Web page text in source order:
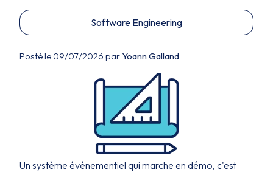
Software Engineering
Posté le 09/07/2026 par Yoann Galland
Un système événementiel qui marche en démo, c'est